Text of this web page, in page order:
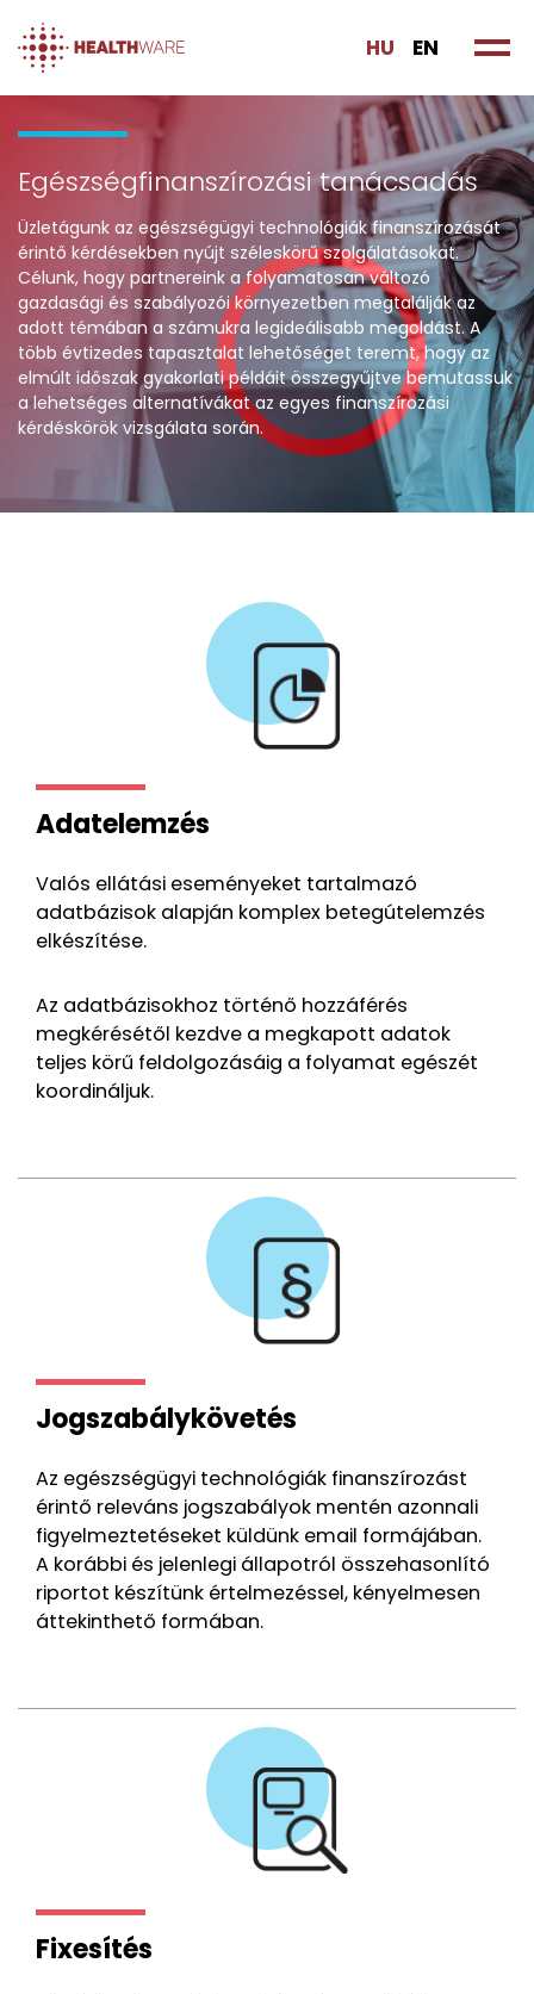
HU EN
Egészségfinanszírozási tanácsadás
Üzletágunk az egészségügyi technológiák finanszírozását
érintő kérdésekben nyújt széleskörű szolgálatásokat.
Célunk, hogy partnereink a folyamatosan változó
gazdasági és szabályozói környezetben megtalálják az
adott témában a számukra legideálisabb megoldást. A
több évtizedes tapasztalat lehetőséget teremt, hogy az
elmúlt időszak gyakorlati példáit összegyűjtve bemutassuk
a lehetséges alternatívákat az egyes finanszírozási
kérdéskörök vizsgálata során.
Adatelemzés
Valós ellátási eseményeket tartalmazó
adatbázisok alapján komplex betegútelemzés
elkészítése.
Az adatbázisokhoz történő hozzáférés
megkérésétől kezdve a megkapott adatok
teljes körű feldolgozásáig a folyamat egészét
koordináljuk.
Jogszabálykövetés
Az egészségügyi technológiák finanszírozást
érintő releváns jogszabályok mentén azonnali
figyelmeztetéseket küldünk email formájában.
A korábbi és jelenlegi állapotról összehasonlító
riportot készítünk értelmezéssel, kényelmesen
áttekinthető formában.
Fixesítés